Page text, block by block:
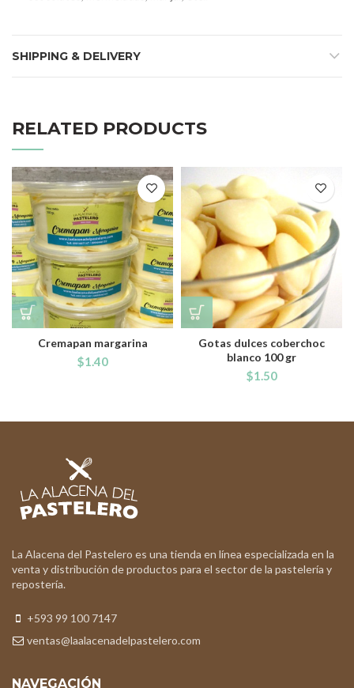
SHIPPING & DELIVERY
RELATED PRODUCTS
Cremapan margarina
$1.40
Gotas dulces coberchoc
blanco 100 gr
$1.50
La Alacena del Pastelero es una tienda en línea especializada en la
venta y distribución de productos para el sector de la pastelería y
repostería.
+593 99 100 7147
ventas@laalacenadelpastelero.com
NAVEGACIÓN